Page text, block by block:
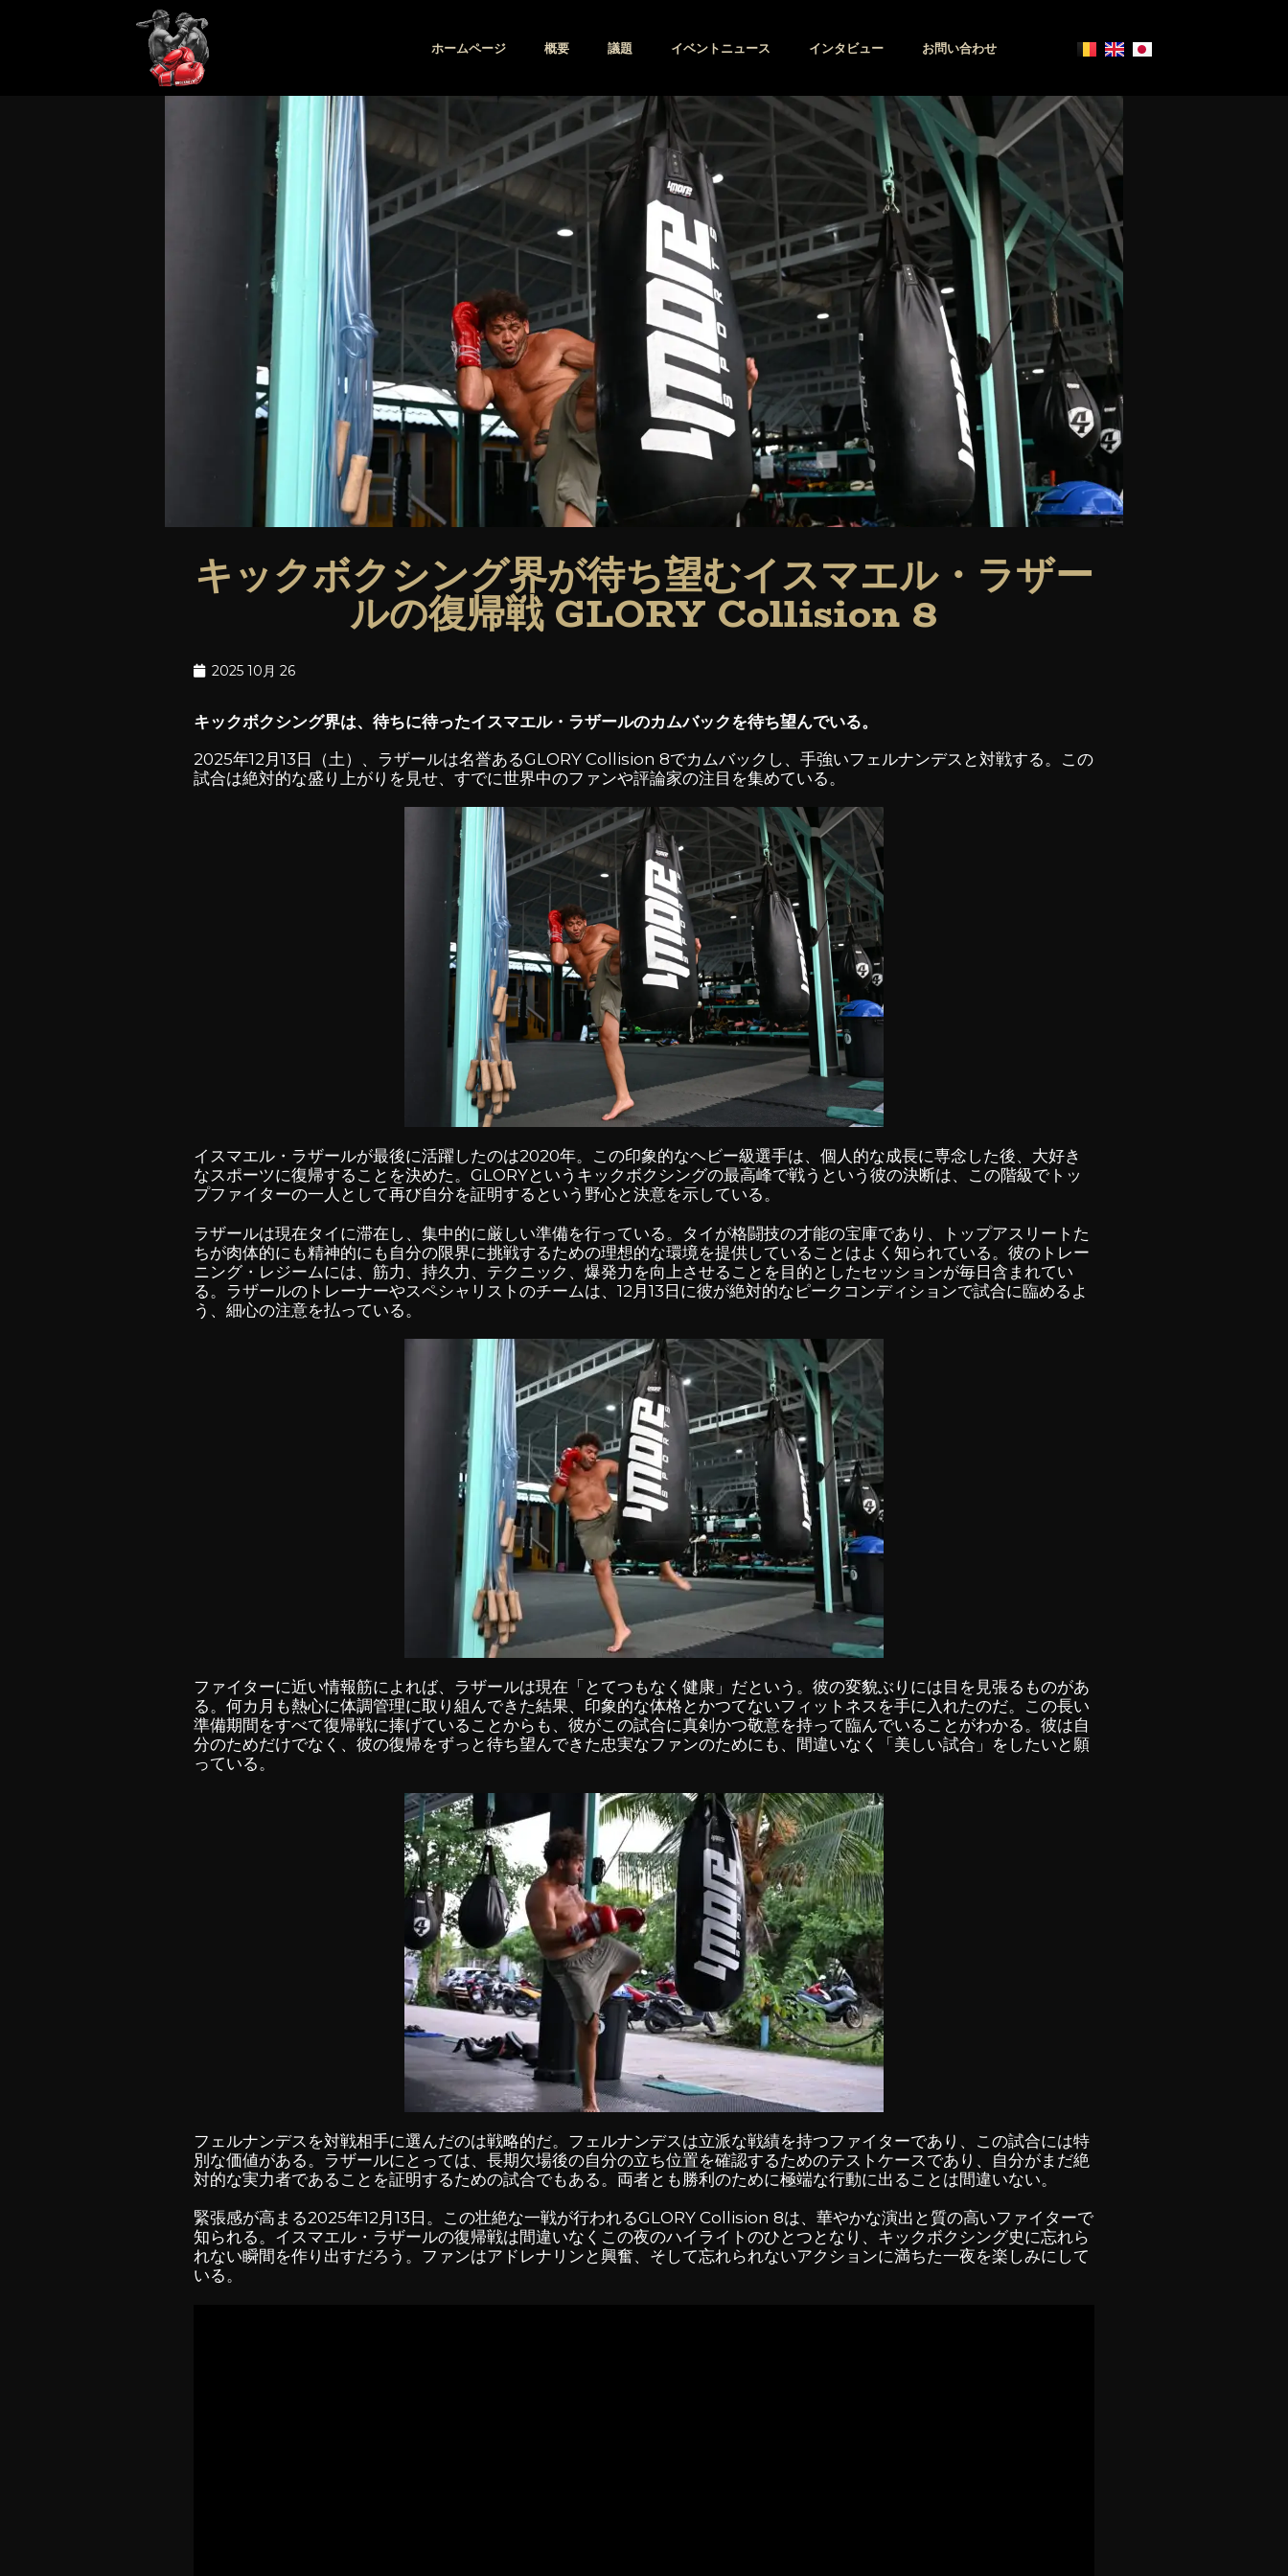
ホームページ 概要 議題 イベントニュース インタビュー お問い合わせ
キックボクシング界が待ち望むイスマエル・ラザー
ルの復帰戦 GLORY Collision 8
2025 10月 26
キックボクシング界は、待ちに待ったイスマエル・ラザールのカムバックを待ち望んでいる。
2025年12月13日（土）、ラザールは名誉あるGLORY Collision 8でカムバックし、手強いフェルナンデスと対戦する。この
試合は絶対的な盛り上がりを見せ、すでに世界中のファンや評論家の注目を集めている。
イスマエル・ラザールが最後に活躍したのは2020年。この印象的なヘビー級選手は、個人的な成長に専念した後、大好き
なスポーツに復帰することを決めた。GLORYというキックボクシングの最高峰で戦うという彼の決断は、この階級でトッ
プファイターの一人として再び自分を証明するという野心と決意を示している。
ラザールは現在タイに滞在し、集中的に厳しい準備を行っている。タイが格闘技の才能の宝庫であり、トップアスリートた
ちが肉体的にも精神的にも自分の限界に挑戦するための理想的な環境を提供していることはよく知られている。彼のトレー
ニング・レジームには、筋力、持久力、テクニック、爆発力を向上させることを目的としたセッションが毎日含まれてい
る。ラザールのトレーナーやスペシャリストのチームは、12月13日に彼が絶対的なピークコンディションで試合に臨めるよ
う、細心の注意を払っている。
ファイターに近い情報筋によれば、ラザールは現在「とてつもなく健康」だという。彼の変貌ぶりには目を見張るものがあ
る。何カ月も熱心に体調管理に取り組んできた結果、印象的な体格とかつてないフィットネスを手に入れたのだ。この長い
準備期間をすべて復帰戦に捧げていることからも、彼がこの試合に真剣かつ敬意を持って臨んでいることがわかる。彼は自
分のためだけでなく、彼の復帰をずっと待ち望んできた忠実なファンのためにも、間違いなく「美しい試合」をしたいと願
っている。
フェルナンデスを対戦相手に選んだのは戦略的だ。フェルナンデスは立派な戦績を持つファイターであり、この試合には特
別な価値がある。ラザールにとっては、長期欠場後の自分の立ち位置を確認するためのテストケースであり、自分がまだ絶
対的な実力者であることを証明するための試合でもある。両者とも勝利のために極端な行動に出ることは間違いない。
緊張感が高まる2025年12月13日。この壮絶な一戦が行われるGLORY Collision 8は、華やかな演出と質の高いファイターで
知られる。イスマエル・ラザールの復帰戦は間違いなくこの夜のハイライトのひとつとなり、キックボクシング史に忘れら
れない瞬間を作り出すだろう。ファンはアドレナリンと興奮、そして忘れられないアクションに満ちた一夜を楽しみにして
いる。